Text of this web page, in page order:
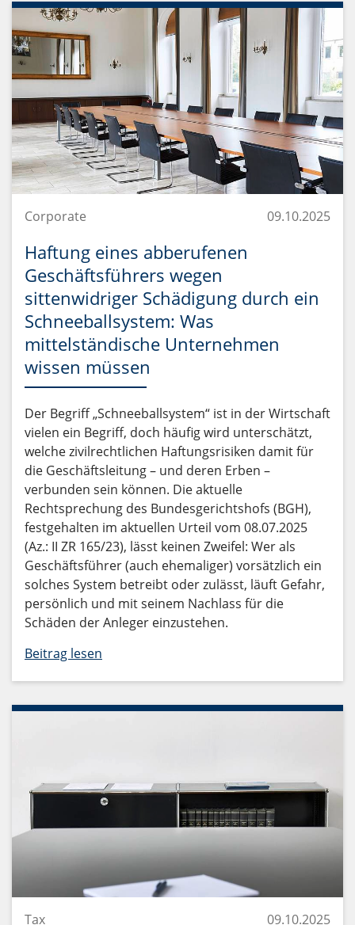
Corporate 09.10.2025
Haftung eines abberufenen
Geschäftsführers wegen
sittenwidriger Schädigung durch ein
Schneeballsystem: Was
mittelständische Unternehmen
wissen müssen
Der Begriff „Schneeballsystem“ ist in der Wirtschaft
vielen ein Begriff, doch häufig wird unterschätzt,
welche zivilrechtlichen Haftungsrisiken damit für
die Geschäftsleitung – und deren Erben –
verbunden sein können. Die aktuelle
Rechtsprechung des Bundesgerichtshofs (BGH),
festgehalten im aktuellen Urteil vom 08.07.2025
(Az.: II ZR 165/23), lässt keinen Zweifel: Wer als
Geschäftsführer (auch ehemaliger) vorsätzlich ein
solches System betreibt oder zulässt, läuft Gefahr,
persönlich und mit seinem Nachlass für die
Schäden der Anleger einzustehen.
Beitrag lesen
Tax 09.10.2025